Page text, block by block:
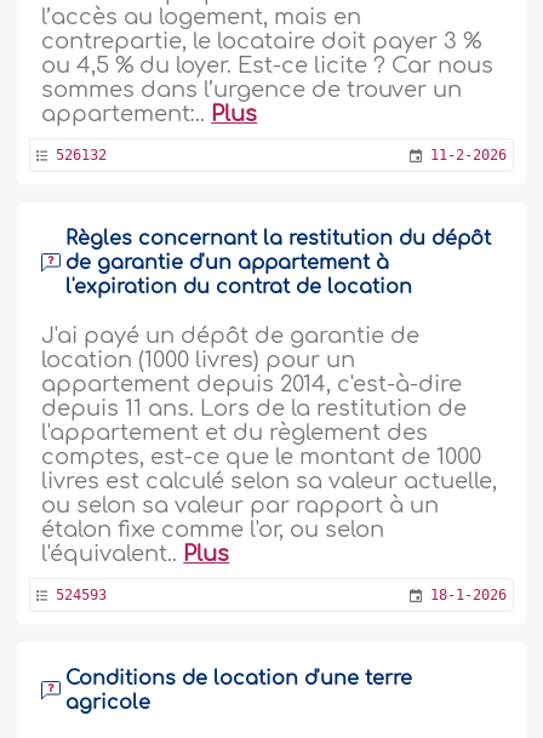
l’accès au logement, mais en
contrepartie, le locataire doit payer 3 %
ou 4,5 % du loyer. Est-ce licite ? Car nous
sommes dans l’urgence de trouver un
appartement:.. Plus
526132 11-2-2026
Règles concernant la restitution du dépôt
de garantie d'un appartement à
l'expiration du contrat de location
J'ai payé un dépôt de garantie de
location (1000 livres) pour un
appartement depuis 2014, c'est-à-dire
depuis 11 ans. Lors de la restitution de
l'appartement et du règlement des
comptes, est-ce que le montant de 1000
livres est calculé selon sa valeur actuelle,
ou selon sa valeur par rapport à un
étalon fixe comme l'or, ou selon
l'équivalent.. Plus
524593 18-1-2026
Conditions de location d'une terre
agricole